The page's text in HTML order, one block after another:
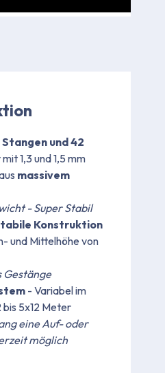
und 42
mit 1,3 und 1,5 mm
massivem
- Super Stabil
Konstruktion
und Mittelhöhe von
Gestänge
- Variabel im
5x12 Meter
eine Auf- oder
möglich